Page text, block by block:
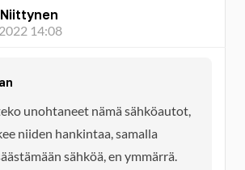
14:08
unohtaneet nämä sähköautot,
niiden hankintaa, samalla
sähköä, en ymmärrä.